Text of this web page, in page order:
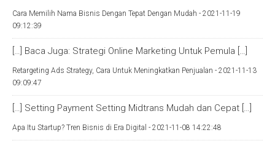
Cara Memilih Nama Bisnis Dengan Tepat Dengan Mudah - 2021-11-19
09:12:39
[…] Baca Juga: Strategi Online Marketing Untuk Pemula […]
Retargeting Ads Strategy, Cara Untuk Meningkatkan Penjualan - 2021-11-13
09:09:47
[…] Setting Payment Setting Midtrans Mudah dan Cepat […]
Apa Itu Startup? Tren Bisnis di Era Digital - 2021-11-08 14:22:48